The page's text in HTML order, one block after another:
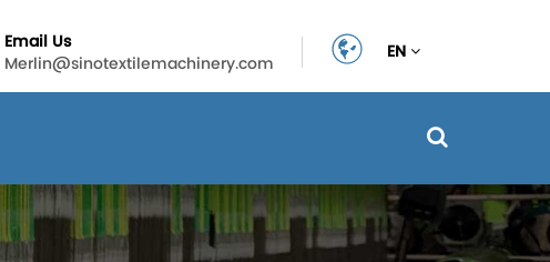
Email Us
Merlin@sinotextilemachinery.com
EN